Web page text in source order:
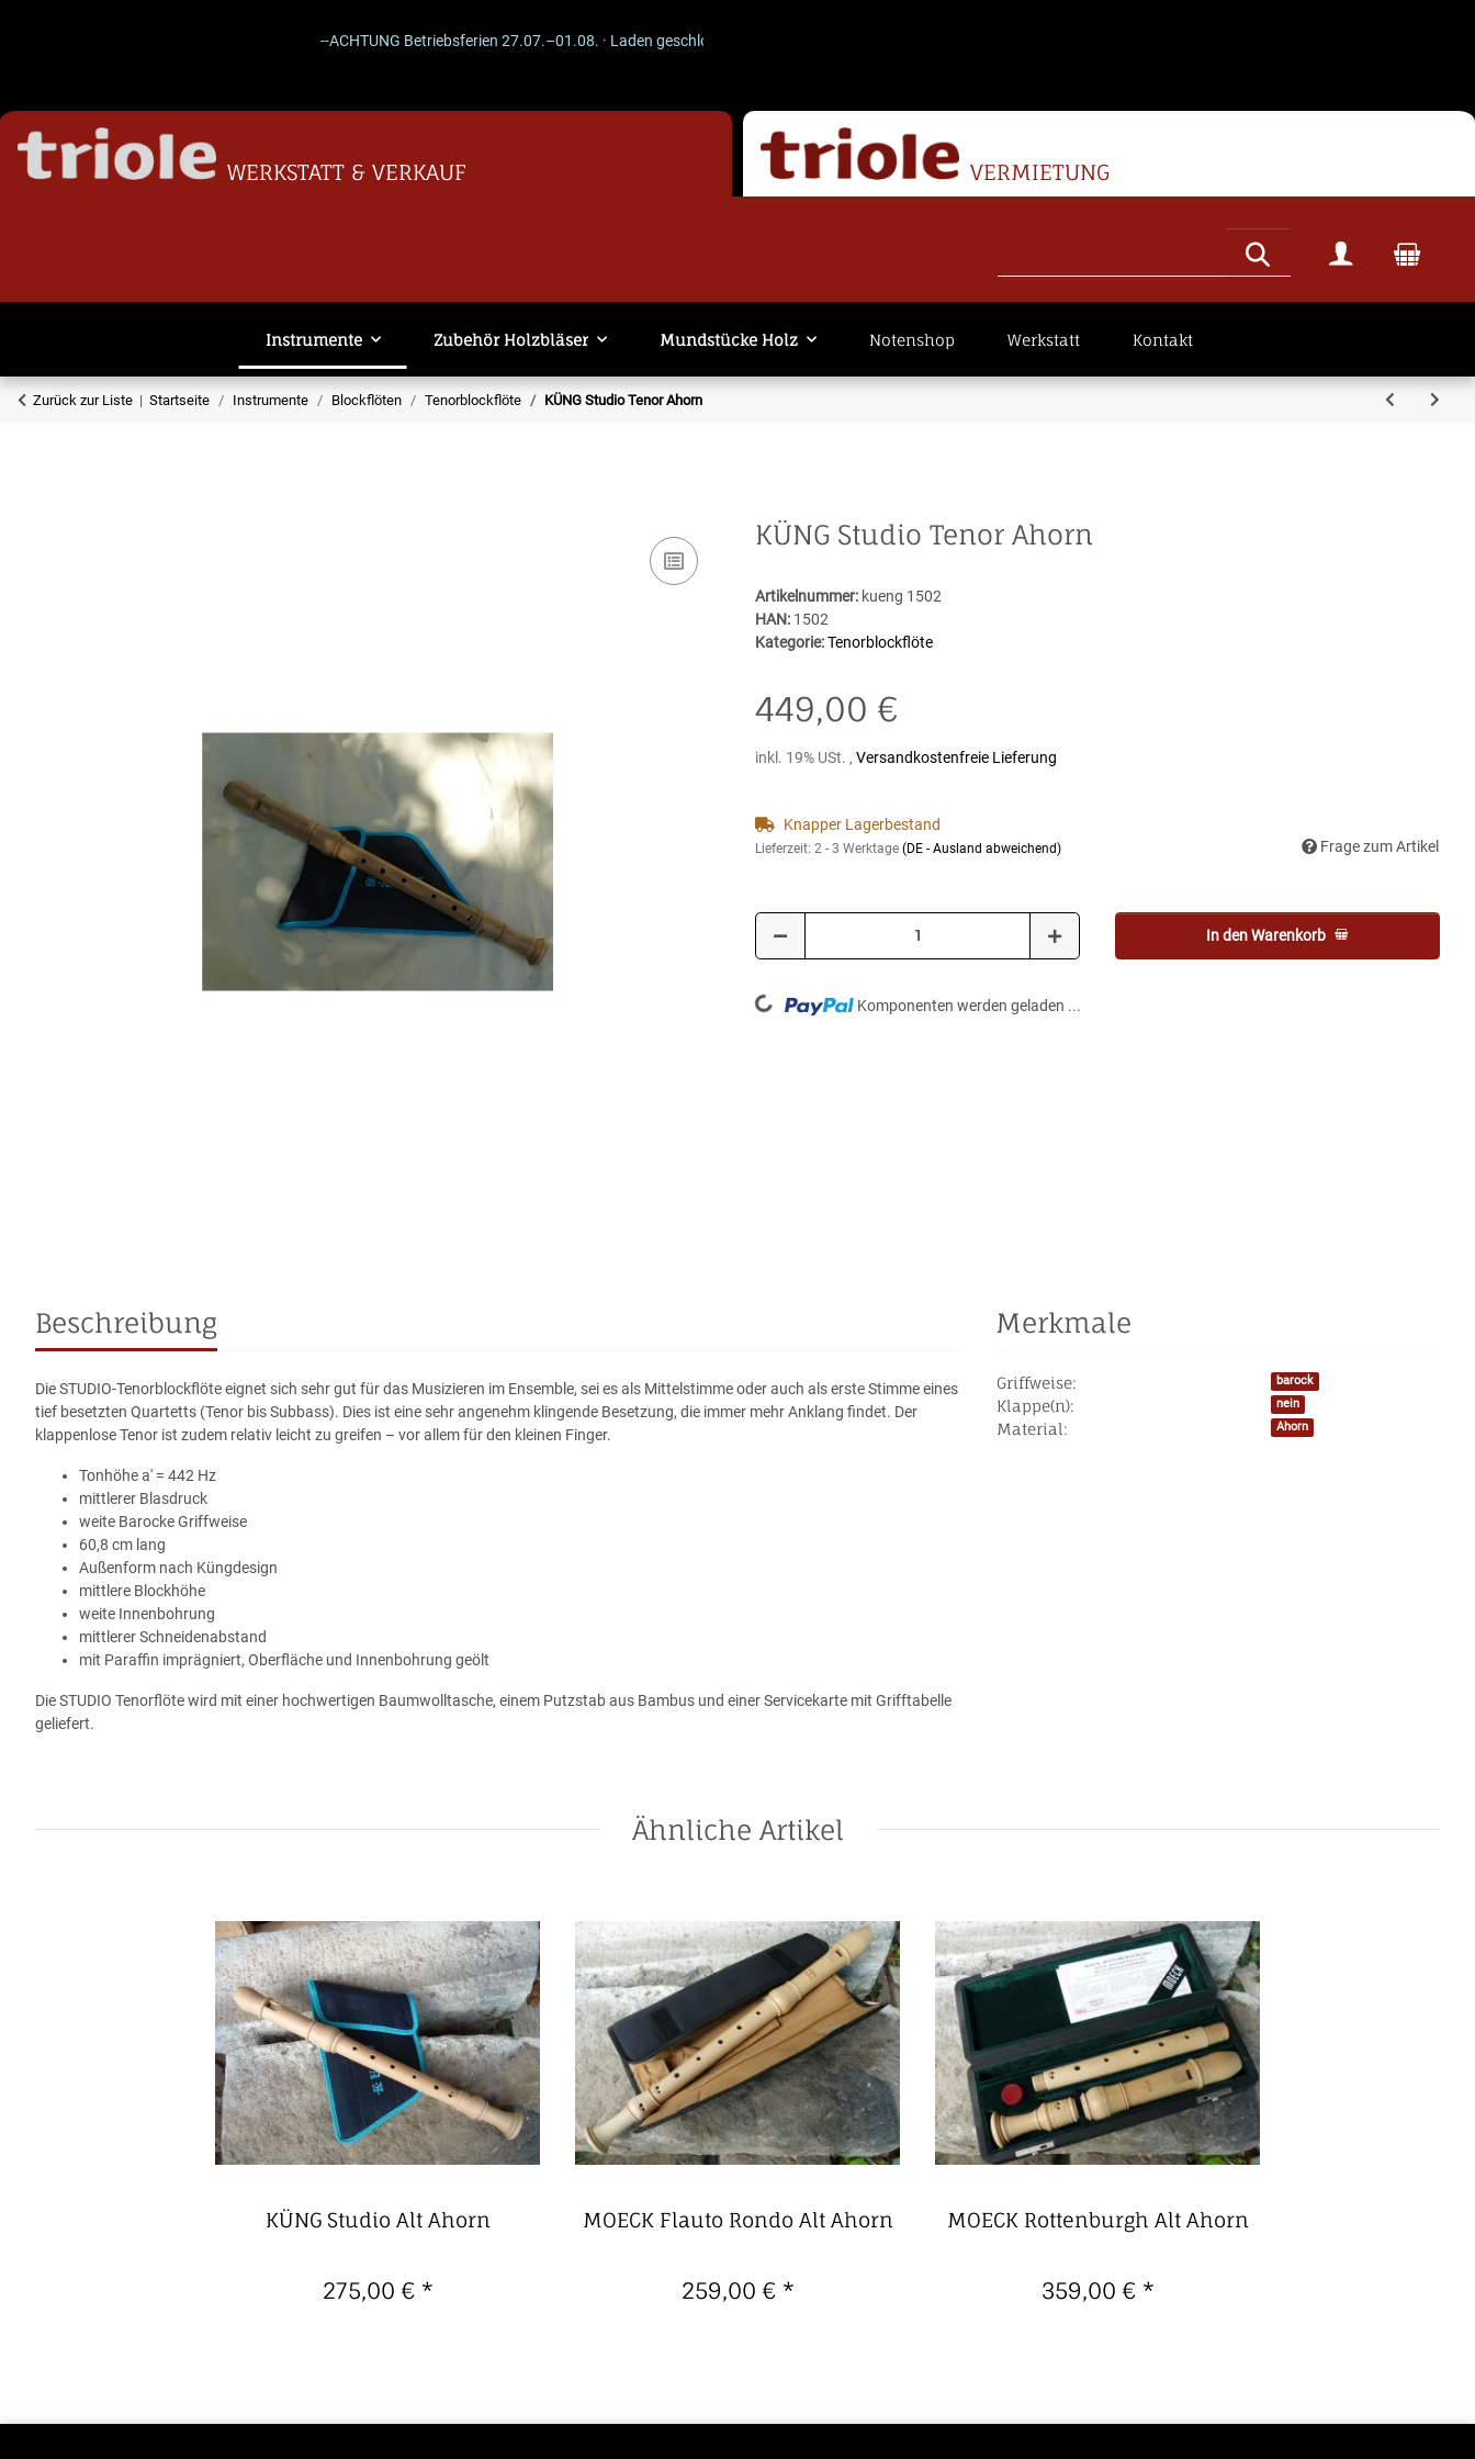
--ACHTUNG Betriebsferien 27.07.–01.08. · Laden geschlossen · Versand läuft weiter. -- ACHTUNG --
WERKSTATT & VERKAUF VERMIETUNG
Instrumente Zubehör Holzbläser Mundstücke Holz Notenshop Werkstatt Kontakt
Zurück zur Liste Startseite Instrumente Blockflöten Tenorblockflöte KÜNG Studio Tenor Ahorn
KÜNG Studio Tenor Ahorn
Artikelnummer: kueng 1502
HAN: 1502
Kategorie:Tenorblockflöte
449,00 €
inkl. 19% USt. , Versandkostenfreie Lieferung
Knapper Lagerbestand
Lieferzeit: 2 - 3 Werktage (DE - Ausland abweichend) Frage zum Artikel
In den Warenkorb
Loading... Komponenten werden geladen ...
Beschreibung
Die STUDIO-Tenorblockflöte eignet sich sehr gut für das Musizieren im Ensemble, sei es als Mittelstimme oder auch als erste Stimme eines
tief besetzten Quartetts (Tenor bis Subbass). Dies ist eine sehr angenehm klingende Besetzung, die immer mehr Anklang findet. Der
klappenlose Tenor ist zudem relativ leicht zu greifen – vor allem für den kleinen Finger.
Tonhöhe a' = 442 Hz
mittlerer Blasdruck
weite Barocke Griffweise
60,8 cm lang
Außenform nach Küngdesign
mittlere Blockhöhe
weite Innenbohrung
mittlerer Schneidenabstand
mit Paraffin imprägniert, Oberfläche und Innenbohrung geölt
Die STUDIO Tenorflöte wird mit einer hochwertigen Baumwolltasche, einem Putzstab aus Bambus und einer Servicekarte mit Grifftabelle
geliefert.
Merkmale
Produkteigenschaft
Wert
Griffweise: barock
Klappe(n): nein
Material: Ahorn
Ähnliche Artikel
KÜNG Studio Alt Ahorn
275,00 € *
MOECK Flauto Rondo Alt Ahorn
259,00 € *
MOECK Rottenburgh Alt Ahorn
359,00 € *